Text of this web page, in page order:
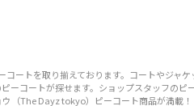
トを取り揃えております。コートやジャ
コートが探せます。ショップスタッフのピ
（The Dayz tokyo）ピーコート商品が満載！